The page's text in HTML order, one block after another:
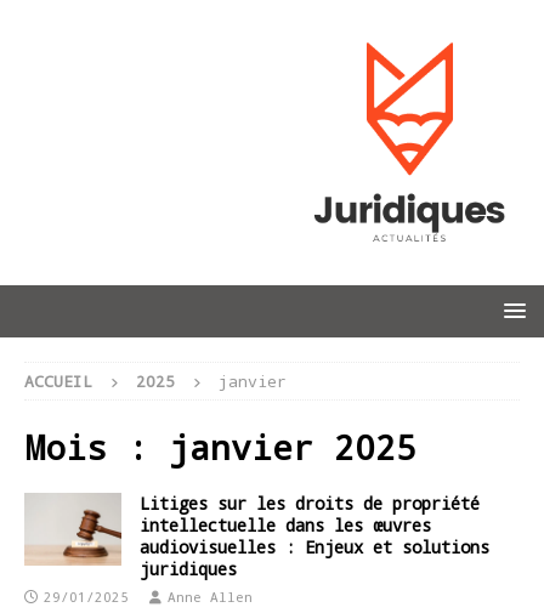
ACCUEIL 2025 janvier
Mois : janvier 2025
Litiges sur les droits de propriété
intellectuelle dans les œuvres
audiovisuelles : Enjeux et solutions
juridiques
29/01/2025 Anne Allen